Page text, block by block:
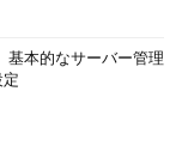
基本的なサーバー管理